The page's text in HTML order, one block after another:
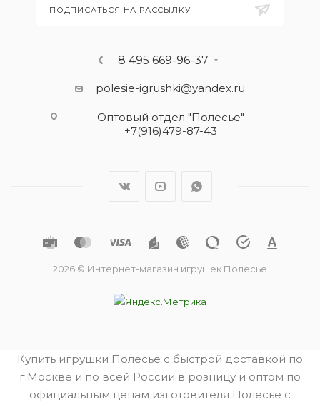
ПОДПИСАТЬСЯ НА РАССЫЛКУ
8 495 669-96-37
polesie-igrushki@yandex.ru
Оптовый отдел "Полесье"
+7(916)479-87-43
2026 © Интернет-магазин игрушек Полесье
Купить игрушки Полесье с быстрой доставкой по
г.Москве и по всей России в розницу и оптом по
официальным ценам изготовителя Полесье с